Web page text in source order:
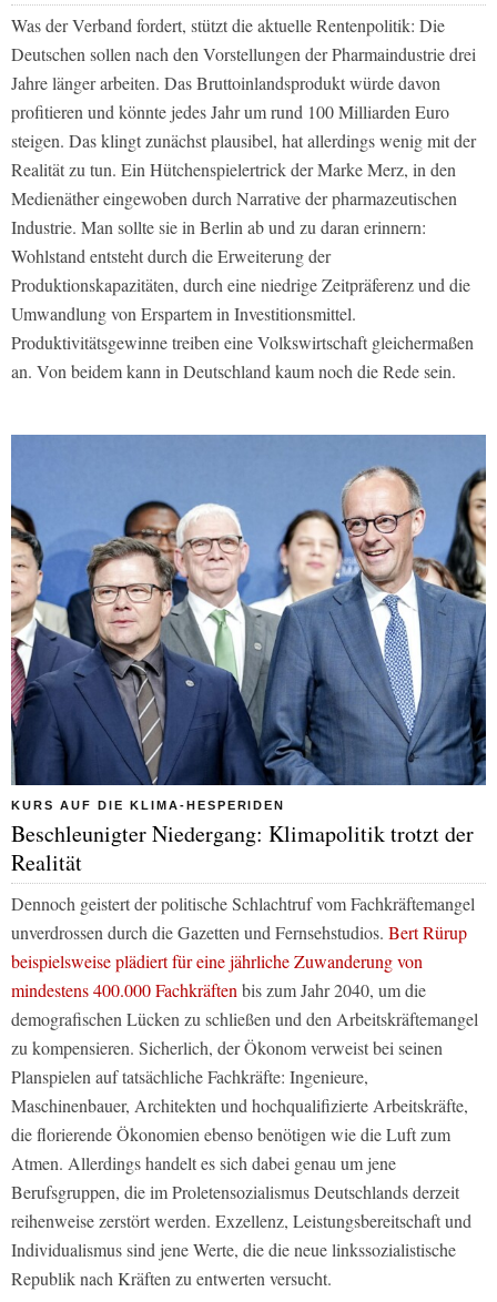
Was der Verband fordert, stützt die aktuelle Rentenpolitik: Die
Deutschen sollen nach den Vorstellungen der Pharmaindustrie drei
Jahre länger arbeiten. Das Bruttoinlandsprodukt würde davon
profitieren und könnte jedes Jahr um rund 100 Milliarden Euro
steigen. Das klingt zunächst plausibel, hat allerdings wenig mit der
Realität zu tun. Ein Hütchenspielertrick der Marke Merz, in den
Medienäther eingewoben durch Narrative der pharmazeutischen
Industrie. Man sollte sie in Berlin ab und zu daran erinnern:
Wohlstand entsteht durch die Erweiterung der
Produktionskapazitäten, durch eine niedrige Zeitpräferenz und die
Umwandlung von Erspartem in Investitionsmittel.
Produktivitätsgewinne treiben eine Volkswirtschaft gleichermaßen
an. Von beidem kann in Deutschland kaum noch die Rede sein.
KURS AUF DIE KLIMA-HESPERIDEN
Beschleunigter Niedergang: Klimapolitik trotzt der
Realität
Dennoch geistert der politische Schlachtruf vom Fachkräftemangel
unverdrossen durch die Gazetten und Fernsehstudios. Bert Rürup
beispielsweise plädiert für eine jährliche Zuwanderung von
mindestens 400.000 Fachkräften bis zum Jahr 2040, um die
demografischen Lücken zu schließen und den Arbeitskräftemangel
zu kompensieren. Sicherlich, der Ökonom verweist bei seinen
Planspielen auf tatsächliche Fachkräfte: Ingenieure,
Maschinenbauer, Architekten und hochqualifizierte Arbeitskräfte,
die florierende Ökonomien ebenso benötigen wie die Luft zum
Atmen. Allerdings handelt es sich dabei genau um jene
Berufsgruppen, die im Proletensozialismus Deutschlands derzeit
reihenweise zerstört werden. Exzellenz, Leistungsbereitschaft und
Individualismus sind jene Werte, die die neue linkssozialistische
Republik nach Kräften zu entwerten versucht.